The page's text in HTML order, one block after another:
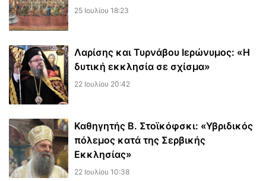
25 Ιουλίου 18:23
Λαρίσης και Τυρνάβου Ιερώνυμος: «Η
δυτική εκκλησία σε σχίσμα»
22 Ιουλίου 20:42
Καθηγητής Β. Στοϊκόφσκι: «Υβριδικός
πόλεμος κατά της Σερβικής
Εκκλησίας»
22 Ιουλίου 10:38